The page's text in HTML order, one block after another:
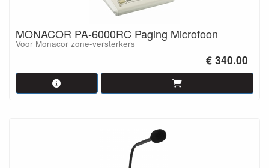
MONACOR PA-6000RC Paging Microfoon
Voor Monacor zone-versterkers
€ 340.00